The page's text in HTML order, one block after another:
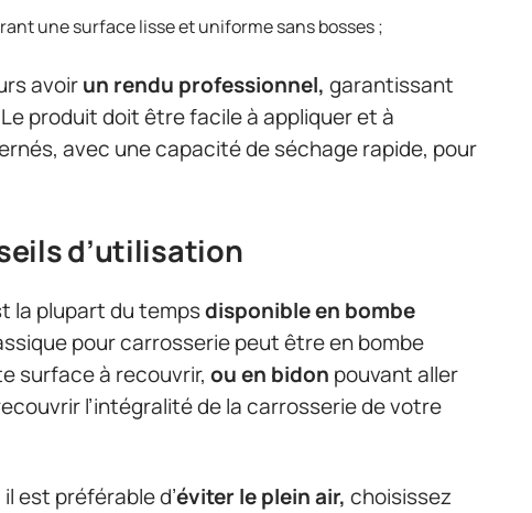
une surface lisse et uniforme sans bosses ;
avoirun rendu professionnel, garantissant
produit doit être facile à appliquer et à
avec une capacité de séchage rapide, pour
d’utilisation
la plupart du tempsdisponible en bombe
pour carrosserie peut être en bombe
surface à recouvrir, ou en bidon pouvant aller
l’intégralité de la carrosserie de votre
est préférable d’éviter le plein air, choisissez